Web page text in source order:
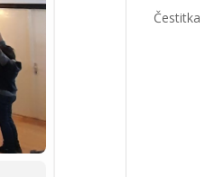
Čestitka